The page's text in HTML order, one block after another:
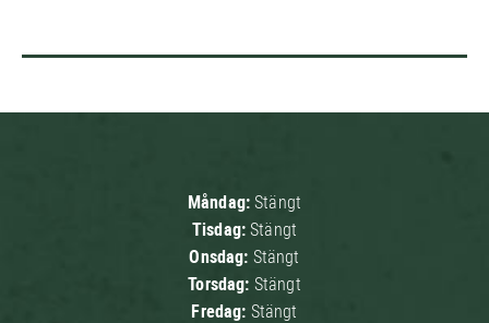
Måndag:Stängt
Tisdag:Stängt
Onsdag: Stängt
Torsdag: Stängt
Fredag: Stängt